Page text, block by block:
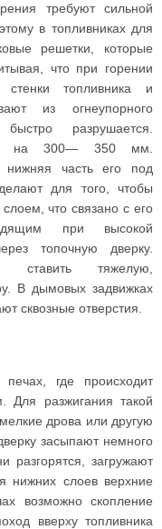
требуют сильной
в топливниках для
решетки, которые
что при горении
стенки топливника и
из огнеупорного
разрушается.
на 300— 350 мм.
нижняя часть его под
для того, чтобы
что связано с его
при высокой
топочную дверку.
ставить тяжелую,
В дымовых задвижках
сквозные отверстия.
где происходит
Для разжигания такой
дрова или другую
засыпают немного
разгорятся, загружают
нижних слоев верхние
возможно скопление
вверху топливника